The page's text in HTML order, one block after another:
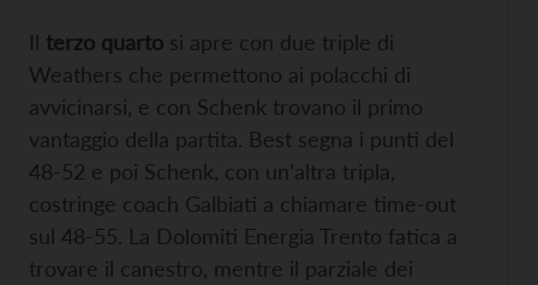
Il terzo quarto si apre con due triple di
Weathers che permettono ai polacchi di
avvicinarsi, e con Schenk trovano il primo
vantaggio della partita. Best segna i punti del
48-52 e poi Schenk, con un’altra tripla,
costringe coach Galbiati a chiamare time-out
sul 48-55. La Dolomiti Energia Trento fatica a
trovare il canestro, mentre il parziale dei